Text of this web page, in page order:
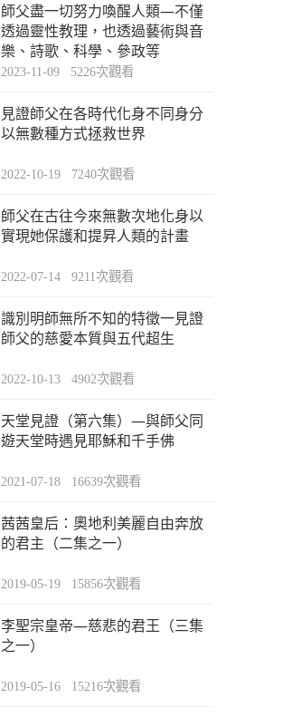
師父盡一切努力喚醒人類—不僅
透過靈性教理，也透過藝術與音
樂、詩歌、科學、參政等
2023-11-09 5226次觀看
見證師父在各時代化身不同身分
以無數種方式拯救世界
2022-10-19 7240次觀看
師父在古往今來無數次地化身以
實現她保護和提昇人類的計畫
2022-07-14 9211次觀看
識別明師無所不知的特徵一見證
師父的慈愛本質與五代超生
2022-10-13 4902次觀看
天堂見證（第六集）—與師父同
遊天堂時遇見耶穌和千手佛
2021-07-18 16639次觀看
茜茜皇后：奧地利美麗自由奔放
的君主（二集之一）
2019-05-19 15856次觀看
李聖宗皇帝—慈悲的君王（三集
之一）
2019-05-16 15216次觀看